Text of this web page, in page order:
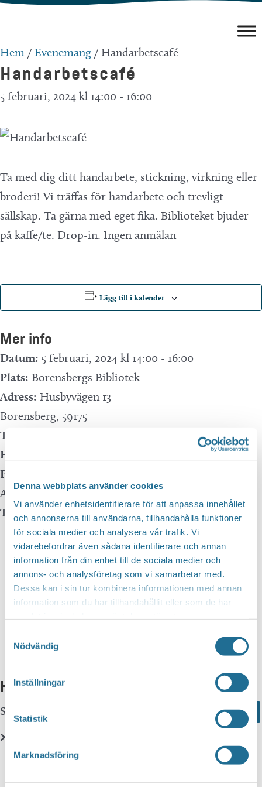
Denna webbplats använder cookies
Vi använder enhetsidentifierare för att anpassa innehållet
och annonserna till användarna, tillhandahålla funktioner
för sociala medier och analysera vår trafik. Vi
vidarebefordrar även sådana identifierare och annan
information från din enhet till de sociala medier och
annons- och analysföretag som vi samarbetar med.
Dessa kan i sin tur kombinera informationen med annan
information som du har tillhandahållit eller som de har
Nödvändig
Inställningar
Statistik
Marknadsföring
Hoppa
innehåll
Hem /Evenemang / Handarbetscafé
Handarbetscafé
5 februari, 2024 kl 14:00 - 16:00
Ta med dig ditt handarbete, stickning, virkning eller
broderi! Vi träffas för handarbete och trevligt
sällskap. Ta gärna med eget fika. Biblioteket bjuder
på kaffe/te. Drop-in. Ingen anmälan
Lägg till i kalender
Mer info
Datum: 5 februari, 2024 kl 14:00 - 16:00
Plats: Borensbergs Bibliotek
Adress: Husbyvägen 13
Borensberg, 59175
Telefon:
E-mail:
Pris:
Arrangör:
Telefonnummer arrangör:
Hittar du inte vad du söker?
Sök här... Search